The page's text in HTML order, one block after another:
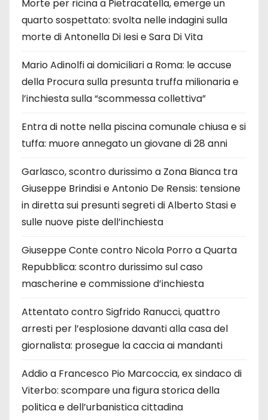
Morte per ricina a Pietracatella, emerge un
quarto sospettato: svolta nelle indagini sulla
morte di Antonella Di Iesi e Sara Di Vita
Mario Adinolfi ai domiciliari a Roma: le accuse
della Procura sulla presunta truffa milionaria e
l’inchiesta sulla “scommessa collettiva”
Entra di notte nella piscina comunale chiusa e si
tuffa: muore annegato un giovane di 28 anni
Garlasco, scontro durissimo a Zona Bianca tra
Giuseppe Brindisi e Antonio De Rensis: tensione
in diretta sui presunti segreti di Alberto Stasi e
sulle nuove piste dell’inchiesta
Giuseppe Conte contro Nicola Porro a Quarta
Repubblica: scontro durissimo sul caso
mascherine e commissione d’inchiesta
Attentato contro Sigfrido Ranucci, quattro
arresti per l’esplosione davanti alla casa del
giornalista: prosegue la caccia ai mandanti
Addio a Francesco Pio Marcoccia, ex sindaco di
Viterbo: scompare una figura storica della
politica e dell’urbanistica cittadina